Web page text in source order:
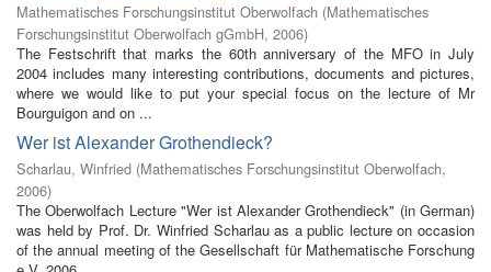
Mathematisches Forschungsinstitut Oberwolfach (Mathematisches
Forschungsinstitut Oberwolfach gGmbH, 2006)
The Festschrift that marks the 60th anniversary of the MFO in July
2004 includes many interesting contributions, documents and pictures,
where we would like to put your special focus on the lecture of Mr
Bourguigon and on ...
Wer ist Alexander Grothendieck?
Scharlau, Winfried (Mathematisches Forschungsinstitut Oberwolfach,
2006)
The Oberwolfach Lecture "Wer ist Alexander Grothendieck" (in German)
was held by Prof. Dr. Winfried Scharlau as a public lecture on occasion
of the annual meeting of the Gesellschaft für Mathematische Forschung